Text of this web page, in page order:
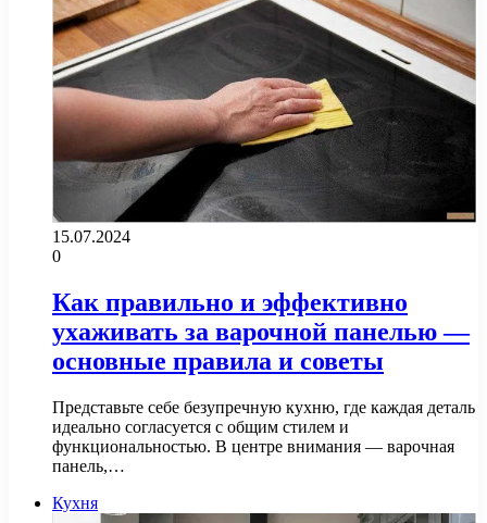
15.07.2024
0
Как правильно и эффективно
ухаживать за варочной панелью —
основные правила и советы
Представьте себе безупречную кухню, где каждая деталь
идеально согласуется с общим стилем и
функциональностью. В центре внимания — варочная
панель,…
Кухня